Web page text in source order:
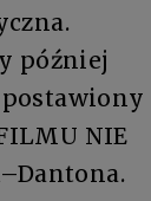
później
NIE